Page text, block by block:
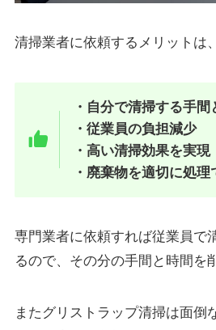
清掃業者に依頼するメリットは
・自分で清掃する手
・従業員の負担減少
・高い清掃効果を実現
・廃棄物を適切に処理
専門業者に依頼すれば従業員で
るので、その分の手間と時間を
またグリストラップ清掃は面倒